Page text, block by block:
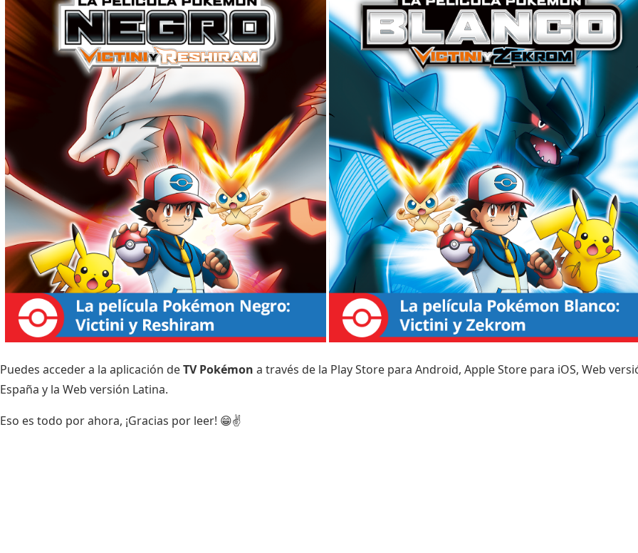
Puedes acceder a la aplicación deTV Pokémon a través de la Play Store para Android, Apple Store para iOS, Web
España y la Web versión Latina.
Eso es todo por ahora, ¡Gracias por leer! 😁✌